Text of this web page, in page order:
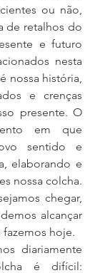
ou não,
de retalhos do
e futuro
nesta
nossa história,
e crenças
presente. O
em que
sentido e
elaborando e
nossa colcha.
chegar,
alcançar
hoje.
diariamente
é difícil: